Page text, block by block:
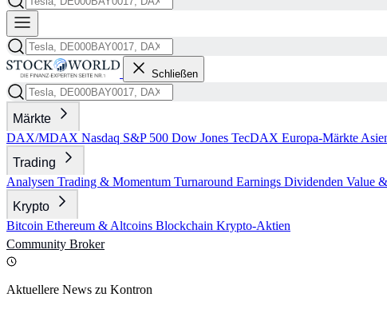
Schließen
Märkte
DAX/MDAX Nasdaq S&P 500 Dow Jones TecDAX Europa-Märkte
Trading
Analysen Trading & Momentum Turnaround Earnings Dividenden Value
Krypto
Bitcoin Ethereum & Altcoins Blockchain Krypto-Aktien
Community Broker
Aktuellere News zu Kontron